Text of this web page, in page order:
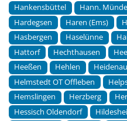
Hankensbüttel
Hann.
Hardegsen
Haren (Ems)
Hasbergen
Haselünne
Hattorf
Hechthausen
Heeßen
Hehlen Heidenau
Helmstedt OT Offleben
Hemslingen
Herzberg
Hessisch Oldendorf